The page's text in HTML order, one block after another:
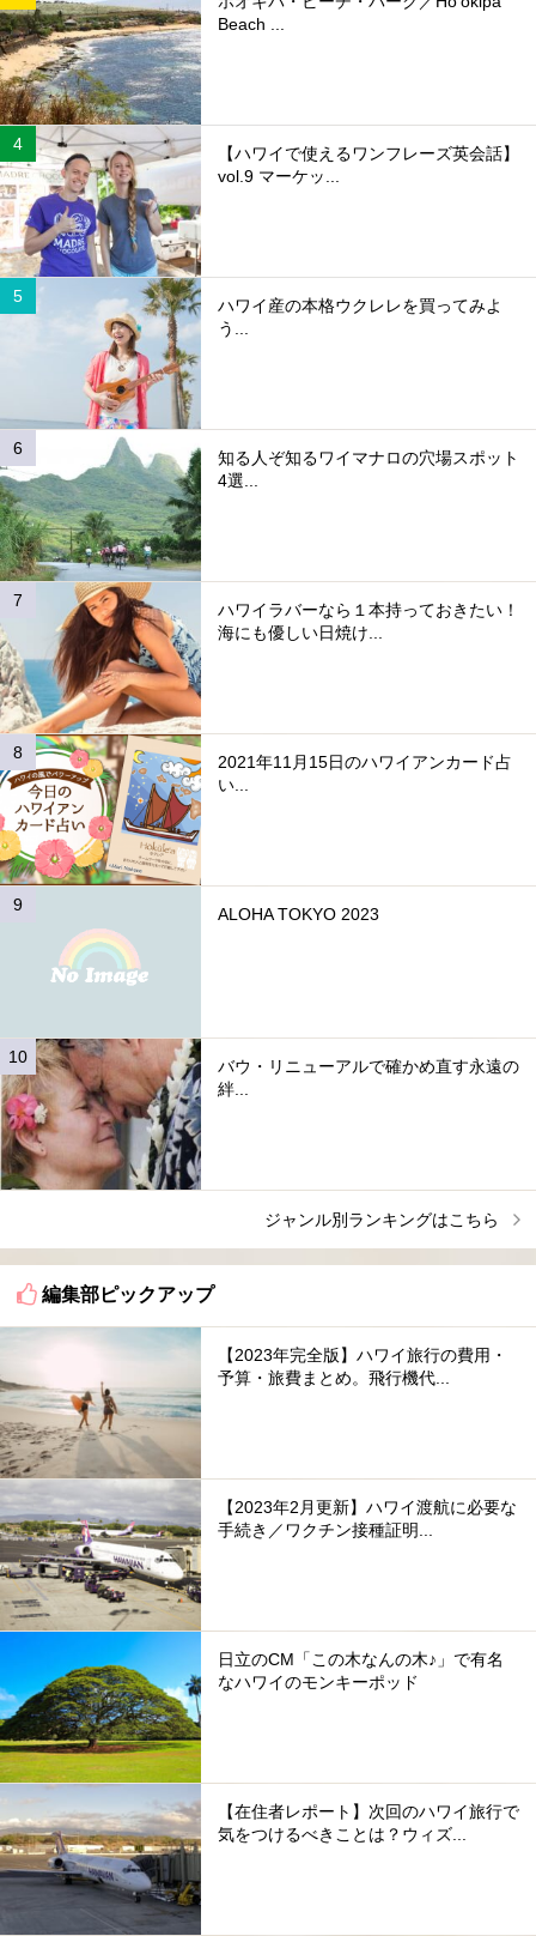
Beach ...
【ハワイで使えるワンフレーズ英会話】
vol.9 マーケッ...
ハワイ産の本格ウクレレを買ってみよ
う...
知る人ぞ知るワイマナロの穴場スポット
4選...
ハワイラバーなら１本持っておきたい！
海にも優しい日焼け...
2021年11月15日のハワイアンカード占
い...
ALOHA TOKYO 2023
バウ・リニューアルで確かめ直す永遠の
絆...
ジャンル別ランキングはこちら
編集部ピックアップ
【2023年完全版】ハワイ旅行の費用・
予算・旅費まとめ。飛行機代...
【2023年2月更新】ハワイ渡航に必要な
手続き／ワクチン接種証明...
日立のCM「この木なんの木♪」で有名
なハワイのモンキーポッド
【在住者レポート】次回のハワイ旅行で
気をつけるべきことは？ウィズ...